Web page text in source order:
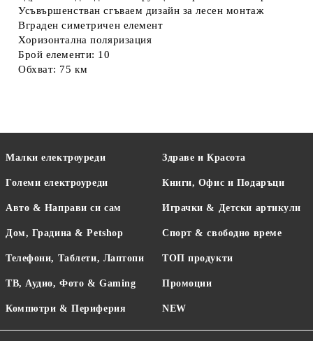
Усъвършенстван сгъваем дизайн за лесен монтаж
Вграден симетричен елемент
Хоризонтална поляризация
Брой елементи: 10
Обхват: 75 км
Малки електроуреди
Големи електроуреди
Авто & Направи си сам
Дом, Градина & Petshop
Телефони, Таблети, Лаптопи
ТВ, Аудио, Фото & Gaming
Компютри & Периферия
Здраве и Красота
Книги, Офис и Подаръци
Играчки & Детски артикули
Спорт & свободно време
ТОП продукти
Промоции
NEW